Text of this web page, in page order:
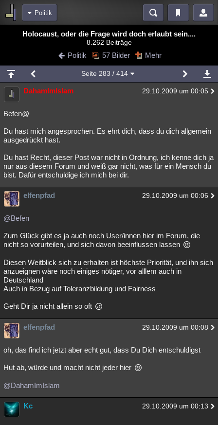
Politik
Bereiche
Blogs Videos
Chat Wiki Neuigkeiten
meine Rubriken
Menschen Wissenschaft Mystery Kriminalfälle
Spiritualität
Natur Umfragen Unterhaltung
weitere Rubriken
Philosophie Träume Orte Esoterik Literatur
Astronomie Helpdesk Gruppen
Musik Clash Allmystery English
Lesenswert Schlüsselwörter
Holocaust, oder die Frage wird doch erlaubt sein....
8.262 Beiträge
Politik 57 Bilder Mehr
Seite 283 / 414
DahamImIslam 29.10.2009 um 00:05
Befen@
Du hast mich angesprochen. Es ehrt dich, dass du dich allgemein
ausgedrückt hast.
Du hast Recht, dieser Post war nicht in Ordnung, ich kenne dich ja
nur aus diesem Forum und weiß gar nicht, was für ein Mensch du
bist. Dafür entschuldige ich mich bei dir.
elfenpfad 29.10.2009 um 00:06
@Befen
Zum Glück gibt es ja auch noch User/innen hier im Forum, die
nicht so vorurteilen, und sich davon beeinflussen lassen
Diesen Weitblick sich zu erhalten ist höchste Priorität, und ihn sich
anzueignen wäre noch einiges nötiger, vor alllem auch in
Deutschland
Auch in Bezug auf Toleranzbildung und Fairness
Geht Dir ja nicht allein so oft
elfenpfad 29.10.2009 um 00:08
oh, das find ich jetzt aber echt gut, dass Du Dich entschuldigst
Hut ab, würde und macht nicht jeder hier
@DahamImIslam
Kc 29.10.2009 um 00:13